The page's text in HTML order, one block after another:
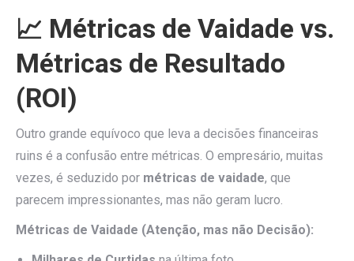
📈 Métricas de Vaidade vs.
Métricas de Resultado
(ROI)
Outro grande equívoco que leva a decisões financeiras
ruins é a confusão entre métricas. O empresário, muitas
vezes, é seduzido por métricas de vaidade, que
parecem impressionantes, mas não geram lucro.
Métricas de Vaidade (Atenção, mas não Decisão):